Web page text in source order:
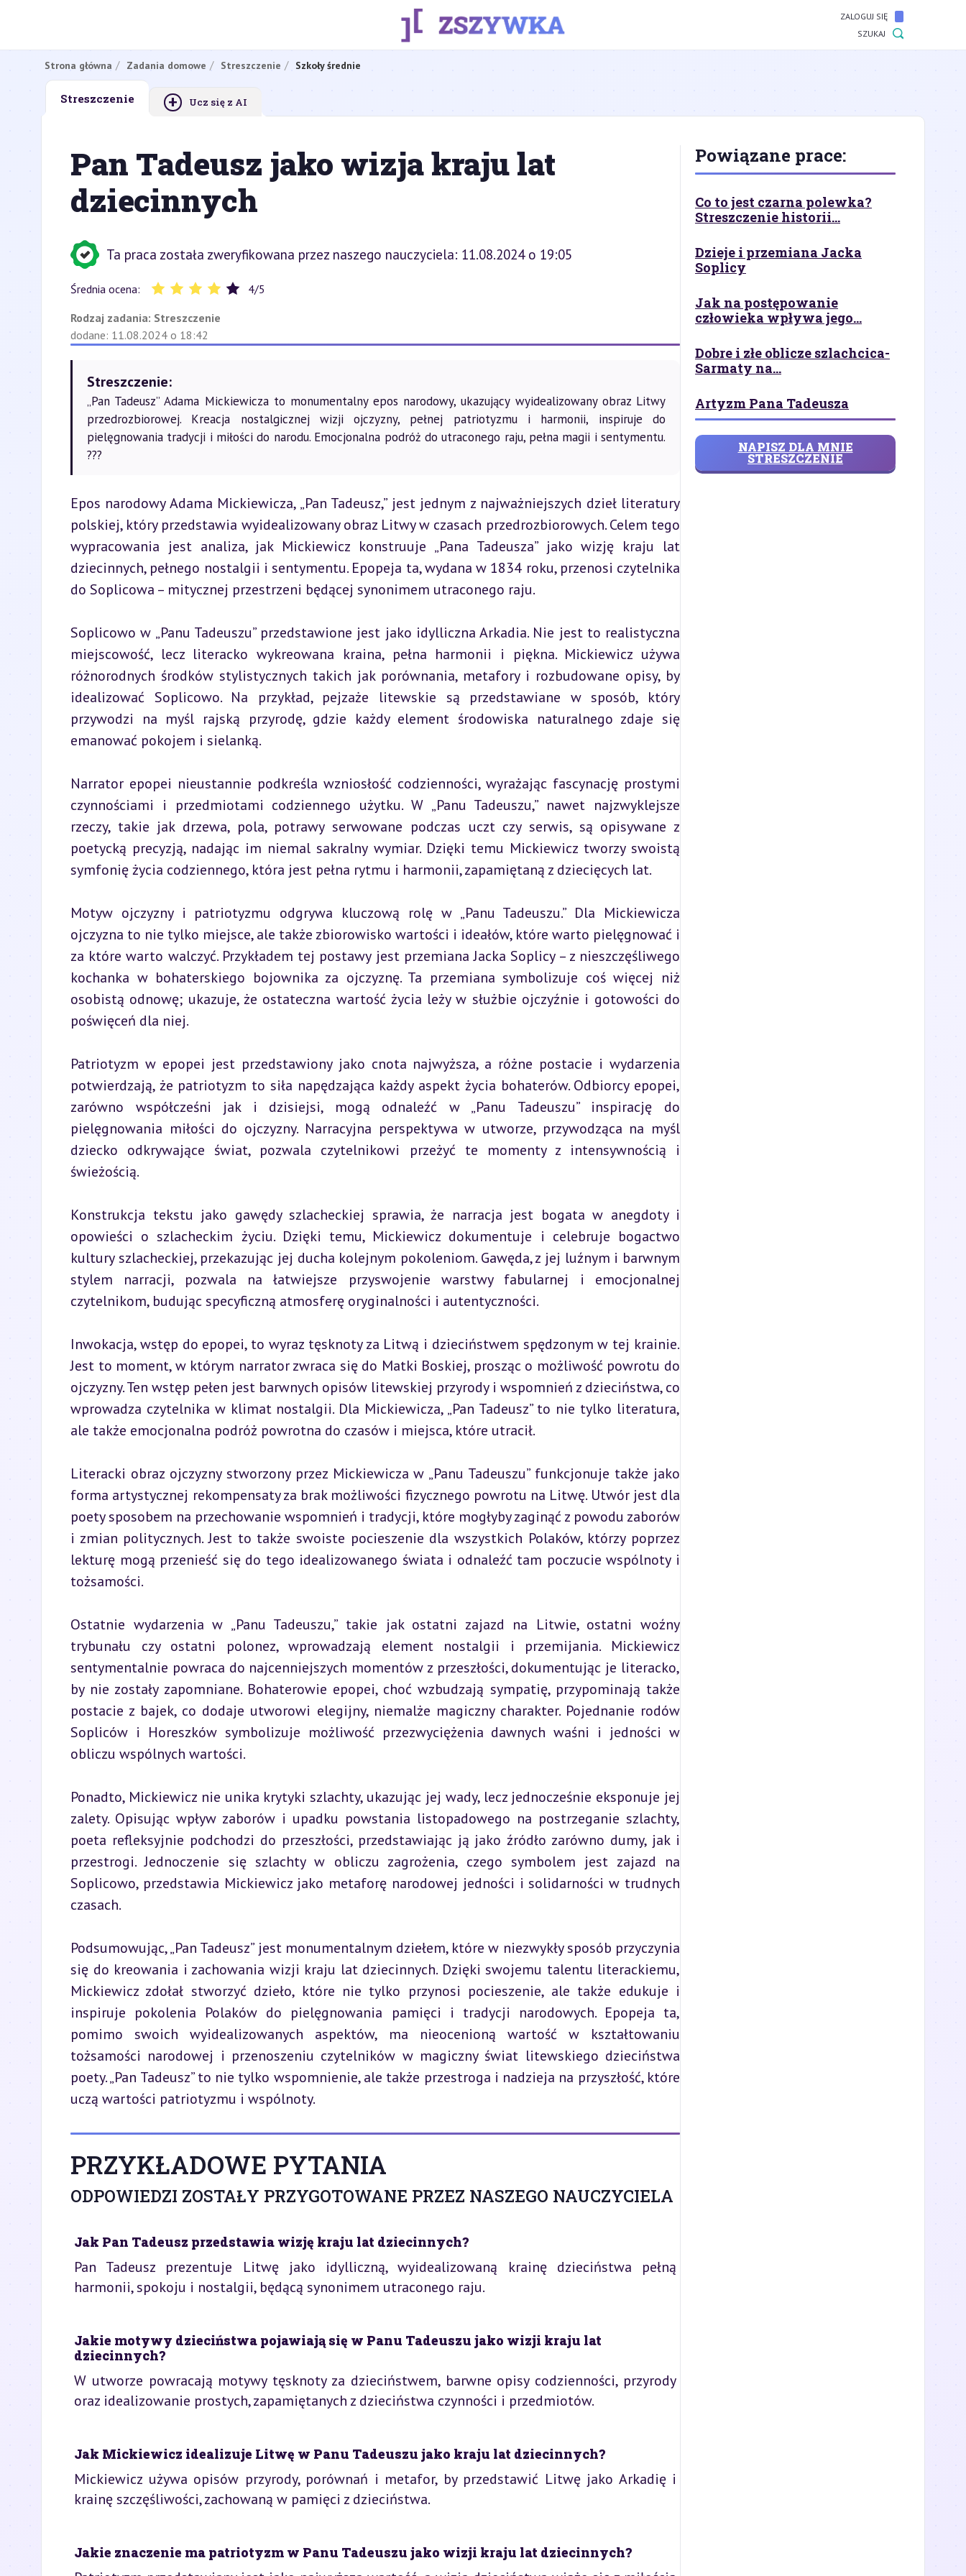
ZALOGUJ SIĘ
SZUKAJ
Strona główna Zadania domowe Streszczenie Szkoły średnie
Streszczenie + Ucz się z AI
Pan Tadeusz jako wizja kraju lat
dziecinnych
Ta praca została zweryfikowana przez naszego nauczyciela: 11.08.2024 o 19:05
Średnia ocena: 4/5
Rodzaj zadania: Streszczenie
dodane: 11.08.2024 o 18:42
Streszczenie:
„Pan Tadeusz” Adama Mickiewicza to monumentalny epos narodowy, ukazujący wyidealizowany obraz Litwy
przedrozbiorowej. Kreacja nostalgicznej wizji ojczyzny, pełnej patriotyzmu i harmonii, inspiruje do
pielęgnowania tradycji i miłości do narodu. Emocjonalna podróż do utraconego raju, pełna magii i sentymentu.
???
Epos narodowy Adama Mickiewicza, „Pan Tadeusz,” jest jednym z najważniejszych dzieł literatury
polskiej, który przedstawia wyidealizowany obraz Litwy w czasach przedrozbiorowych. Celem tego
wypracowania jest analiza, jak Mickiewicz konstruuje „Pana Tadeusza” jako wizję kraju lat
dziecinnych, pełnego nostalgii i sentymentu. Epopeja ta, wydana w 1834 roku, przenosi czytelnika
do Soplicowa – mitycznej przestrzeni będącej synonimem utraconego raju.
Soplicowo w „Panu Tadeuszu” przedstawione jest jako idylliczna Arkadia. Nie jest to realistyczna
miejscowość, lecz literacko wykreowana kraina, pełna harmonii i piękna. Mickiewicz używa
różnorodnych środków stylistycznych takich jak porównania, metafory i rozbudowane opisy, by
idealizować Soplicowo. Na przykład, pejzaże litewskie są przedstawiane w sposób, który
przywodzi na myśl rajską przyrodę, gdzie każdy element środowiska naturalnego zdaje się
emanować pokojem i sielanką.
Narrator epopei nieustannie podkreśla wzniosłość codzienności, wyrażając fascynację prostymi
czynnościami i przedmiotami codziennego użytku. W „Panu Tadeuszu,” nawet najzwyklejsze
rzeczy, takie jak drzewa, pola, potrawy serwowane podczas uczt czy serwis, są opisywane z
poetycką precyzją, nadając im niemal sakralny wymiar. Dzięki temu Mickiewicz tworzy swoistą
symfonię życia codziennego, która jest pełna rytmu i harmonii, zapamiętaną z dziecięcych lat.
Motyw ojczyzny i patriotyzmu odgrywa kluczową rolę w „Panu Tadeuszu.” Dla Mickiewicza
ojczyzna to nie tylko miejsce, ale także zbiorowisko wartości i ideałów, które warto pielęgnować i
za które warto walczyć. Przykładem tej postawy jest przemiana Jacka Soplicy – z nieszczęśliwego
kochanka w bohaterskiego bojownika za ojczyznę. Ta przemiana symbolizuje coś więcej niż
osobistą odnowę; ukazuje, że ostateczna wartość życia leży w służbie ojczyźnie i gotowości do
poświęceń dla niej.
Patriotyzm w epopei jest przedstawiony jako cnota najwyższa, a różne postacie i wydarzenia
potwierdzają, że patriotyzm to siła napędzająca każdy aspekt życia bohaterów. Odbiorcy epopei,
zarówno współcześni jak i dzisiejsi, mogą odnaleźć w „Panu Tadeuszu” inspirację do
pielęgnowania miłości do ojczyzny. Narracyjna perspektywa w utworze, przywodząca na myśl
dziecko odkrywające świat, pozwala czytelnikowi przeżyć te momenty z intensywnością i
świeżością.
Konstrukcja tekstu jako gawędy szlacheckiej sprawia, że narracja jest bogata w anegdoty i
opowieści o szlacheckim życiu. Dzięki temu, Mickiewicz dokumentuje i celebruje bogactwo
kultury szlacheckiej, przekazując jej ducha kolejnym pokoleniom. Gawęda, z jej luźnym i barwnym
stylem narracji, pozwala na łatwiejsze przyswojenie warstwy fabularnej i emocjonalnej
czytelnikom, budując specyficzną atmosferę oryginalności i autentyczności.
Inwokacja, wstęp do epopei, to wyraz tęsknoty za Litwą i dzieciństwem spędzonym w tej krainie.
Jest to moment, w którym narrator zwraca się do Matki Boskiej, prosząc o możliwość powrotu do
ojczyzny. Ten wstęp pełen jest barwnych opisów litewskiej przyrody i wspomnień z dzieciństwa, co
wprowadza czytelnika w klimat nostalgii. Dla Mickiewicza, „Pan Tadeusz” to nie tylko literatura,
ale także emocjonalna podróż powrotna do czasów i miejsca, które utracił.
Literacki obraz ojczyzny stworzony przez Mickiewicza w „Panu Tadeuszu” funkcjonuje także jako
forma artystycznej rekompensaty za brak możliwości fizycznego powrotu na Litwę. Utwór jest dla
poety sposobem na przechowanie wspomnień i tradycji, które mogłyby zaginąć z powodu zaborów
i zmian politycznych. Jest to także swoiste pocieszenie dla wszystkich Polaków, którzy poprzez
lekturę mogą przenieść się do tego idealizowanego świata i odnaleźć tam poczucie wspólnoty i
tożsamości.
Ostatnie wydarzenia w „Panu Tadeuszu,” takie jak ostatni zajazd na Litwie, ostatni woźny
trybunału czy ostatni polonez, wprowadzają element nostalgii i przemijania. Mickiewicz
sentymentalnie powraca do najcenniejszych momentów z przeszłości, dokumentując je literacko,
by nie zostały zapomniane. Bohaterowie epopei, choć wzbudzają sympatię, przypominają także
postacie z bajek, co dodaje utworowi elegijny, niemalże magiczny charakter. Pojednanie rodów
Sopliców i Horeszków symbolizuje możliwość przezwyciężenia dawnych waśni i jedności w
obliczu wspólnych wartości.
Ponadto, Mickiewicz nie unika krytyki szlachty, ukazując jej wady, lecz jednocześnie eksponuje jej
zalety. Opisując wpływ zaborów i upadku powstania listopadowego na postrzeganie szlachty,
poeta refleksyjnie podchodzi do przeszłości, przedstawiając ją jako źródło zarówno dumy, jak i
przestrogi. Jednoczenie się szlachty w obliczu zagrożenia, czego symbolem jest zajazd na
Soplicowo, przedstawia Mickiewicz jako metaforę narodowej jedności i solidarności w trudnych
czasach.
Podsumowując, „Pan Tadeusz” jest monumentalnym dziełem, które w niezwykły sposób przyczynia
się do kreowania i zachowania wizji kraju lat dziecinnych. Dzięki swojemu talentu literackiemu,
Mickiewicz zdołał stworzyć dzieło, które nie tylko przynosi pocieszenie, ale także edukuje i
inspiruje pokolenia Polaków do pielęgnowania pamięci i tradycji narodowych. Epopeja ta,
pomimo swoich wyidealizowanych aspektów, ma nieocenioną wartość w kształtowaniu
tożsamości narodowej i przenoszeniu czytelników w magiczny świat litewskiego dzieciństwa
poety. „Pan Tadeusz” to nie tylko wspomnienie, ale także przestroga i nadzieja na przyszłość, które
uczą wartości patriotyzmu i wspólnoty.
PRZYKŁADOWE PYTANIA
ODPOWIEDZI ZOSTAŁY PRZYGOTOWANE PRZEZ NASZEGO NAUCZYCIELA
Jak Pan Tadeusz przedstawia wizję kraju lat dziecinnych?
Pan Tadeusz prezentuje Litwę jako idylliczną, wyidealizowaną krainę dzieciństwa pełną
harmonii, spokoju i nostalgii, będącą synonimem utraconego raju.
Jakie motywy dzieciństwa pojawiają się w Panu Tadeuszu jako wizji kraju lat
dziecinnych?
W utworze powracają motywy tęsknoty za dzieciństwem, barwne opisy codzienności, przyrody
oraz idealizowanie prostych, zapamiętanych z dzieciństwa czynności i przedmiotów.
Jak Mickiewicz idealizuje Litwę w Panu Tadeuszu jako kraju lat dziecinnych?
Mickiewicz używa opisów przyrody, porównań i metafor, by przedstawić Litwę jako Arkadię i
krainę szczęśliwości, zachowaną w pamięci z dzieciństwa.
Jakie znaczenie ma patriotyzm w Panu Tadeuszu jako wizji kraju lat dziecinnych?
Powiązane prace:
Co to jest czarna polewka?
Streszczenie historii...
Dzieje i przemiana Jacka
Soplicy
Jak na postępowanie
człowieka wpływa jego...
Dobre i złe oblicze szlachcica-
Sarmaty na...
Artyzm Pana Tadeusza
NAPISZ DLA MNIE
STRESZCZENIE